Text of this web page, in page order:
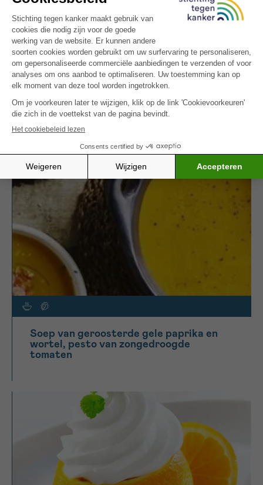
(minder eetlust, misselijkheid,
smaakwijziging, vermoeidheid).
Zin in een ander gerecht met waterkers? Ontdek
dan ook onzewaterkerstaart– een warme,
voedzame optie voor elke dag.
MEER INSPIRATIE
Soep van geroosterde gele paprika en
wortel, pesto van zongedroogde
tomaten